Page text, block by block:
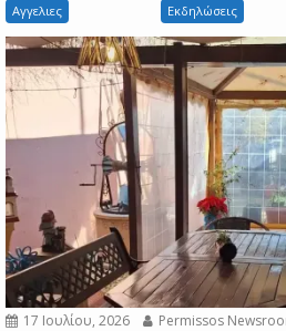
Αγγελιες Εκδηλώσεις
17 Ιουλίου, 2026 Permissos